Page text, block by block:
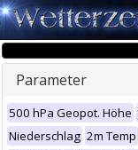
Parameter
500 hPa Geopot. Höhe
Niederschlag 2m Temp